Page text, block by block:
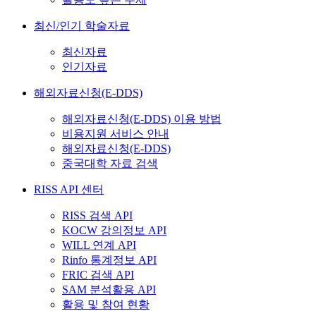
최신/인기 학술자료
최신자료
인기자료
해외자료신청(E-DDS)
해외자료신청(E-DDS) 이용 방법
비용지원 서비스 안내
해외자료신청(E-DDS)
중국대학 자료 검색
RISS API 센터
RISS 검색 API
KOCW 강의정보 API
WILL 연계 API
Rinfo 통계정보 API
FRIC 검색 API
SAM 분석활용 API
활용 및 참여 현황